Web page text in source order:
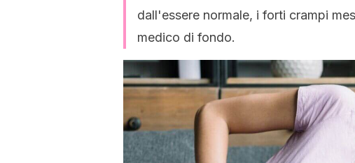
dall'essere normale, i forti crampi
medico di fondo.